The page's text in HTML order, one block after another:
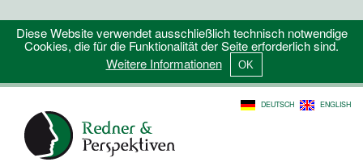
Diese Website verwendet ausschließlich technisch notwendige
Cookies, die für die Funktionalität der Seite erforderlich sind.
Weitere Informationen
DEUTSCH ENGLISH